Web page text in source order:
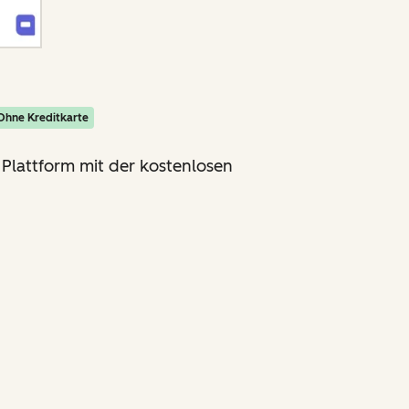
Kreditkarte
mit der kostenlosen